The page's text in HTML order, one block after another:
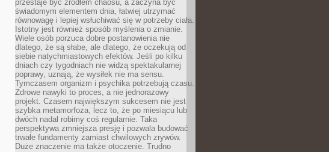
przestaje być źródłem chaosu, a zaczyna być
świadomym elementem dnia, łatwiej utrzymać
równowagę i lepiej wsłuchiwać się w potrzeby ciała.
Istotny jest również sposób myślenia o zmianie.
Wiele osób porzuca dobre postanowienia nie
dlatego, że są słabe, ale dlatego, że oczekują od
siebie natychmiastowych efektów. Jeśli po kilku
dniach czy tygodniach nie widzą spektakularnej
poprawy, uznają, że wysiłek nie ma sensu.
Tymczasem organizm i psychika potrzebują czasu.
Zdrowe nawyki to proces, a nie jednorazowy
projekt. Czasem największym sukcesem nie jest
szybka metamorfoza, lecz to, że po miesiącu lub
dwóch nadal robimy coś regularnie. Taka
perspektywa zmniejsza presję i pozwala budować
trwałe fundamenty zamiast chwilowych zrywów.
Duże znaczenie ma także otoczenie. Trudno